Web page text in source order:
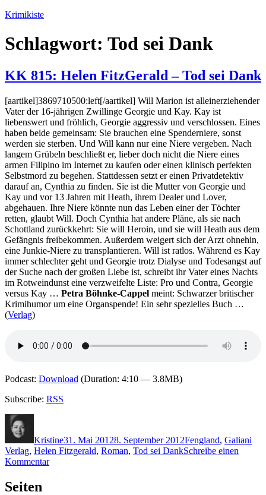
Zum
springen
Krimikiste
Schlagwort: Tod sei Dank
KK 815: Helen FitzGerald – Tod sei Dank
[aartikel]3869710500:left[/aartikel] Will Marion ist alleinerziehender
Vater der 16-jährigen Zwillinge Georgie und Kay. Kay ist
liebenswert und fröhlich, Georgie aggressiv und verschlossen. Eines
haben beide gemeinsam: Sie brauchen eine Spenderniere, sonst
werden sie sterben. Und Will kann nur eine Niere vergeben. Nach
langem Grübeln beschließt er, lieber doch nicht die Niere eines
armen Filipino im Internet zu kaufen oder einen klinisch perfekten
Selbstmord zu begehen. Stattdessen setzt er einen Privatdetektiv
darauf an, Cynthia zu finden. Sie ist die Mutter von Georgie und
Kay und vor 13 Jahren mit Heath, ihrem Dealer und Lover,
abgehauen. Ihre Niere könnte nun das Leben einer der Töchter
retten, glaubt Will. Doch Cynthia hat andere Pläne, als sie nach
Schottland zurückkehrt: Sie will Heroin, und sie will Heath aus dem
Gefängnis freibekommen. Außerdem weigert sich der Arzt ohnehin,
eine Junkie-Niere zu transplantieren. Will ist ratlos. Während es Kay
immer schlechter geht und Georgie trotz Dialyse und Todesangst auf
der Suche nach der großen Liebe ist, schreibt ihr Vater eines Nachts
im Rotweindunst eine verzweifelte Liste: Pro und Contra, Georgie
versus Kay … Petra Böhnke-Cappel meint: Schwarzer britischer
Krimihumor um eine Organspende! Ein sehr spezielles Buch …
(Verlag)
Podcast: Download (Duration: 4:10 — 3.8MB)
Subscribe: RSS
Kristine31. Mai 20128. September 2012Fengland, Galiani
Verlag, Helen Fitzgerald, Roman, Tod sei DankSchreibe einen
Kommentarzu
Seiten